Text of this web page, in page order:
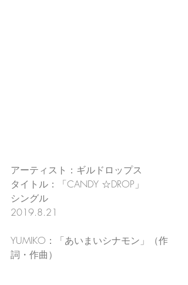
アーティスト：ギルドロップス
タイトル：「CANDY ☆DROP」
シングル
2019.8.21
YUMIKO：「あいまいシナモン」（作
詞・作曲）